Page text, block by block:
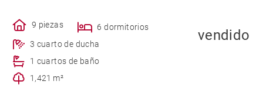
9 piezas
6 dormitorios
3 cuarto de ducha
1 cuartos de baño
1,421 m²
vendido